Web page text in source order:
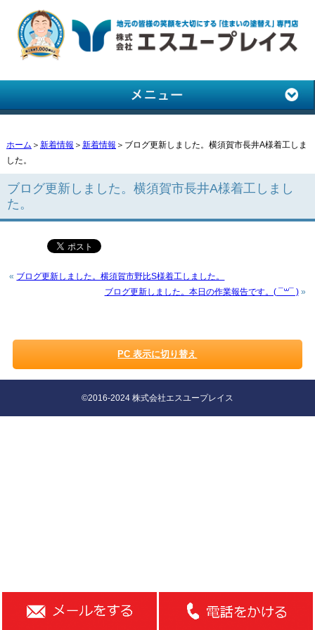
ホーム ＞ 新着情報 ＞ 新着情報 ＞ブログ更新しました。横須賀市長井A様着工しま
した。
ブログ更新しました。横須賀市長井A様着工しまし
た。
« ブログ更新しました。横須賀市野比S様着工しました。
ブログ更新しました。本日の作業報告です。( ¯꒳¯ )»
PC 表示に切り替え
©2016-2024 株式会社エスユープレイス